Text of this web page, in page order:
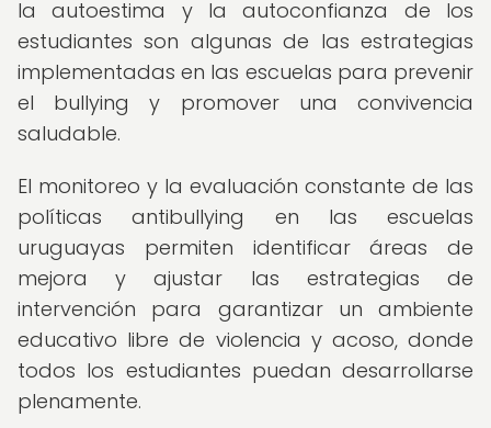
la autoestima y la autoconfianza de los
estudiantes son algunas de las estrategias
implementadas en las escuelas para prevenir
el bullying y promover una convivencia
saludable.
El monitoreo y la evaluación constante de las
políticas antibullying en las escuelas
uruguayas permiten identificar áreas de
mejora y ajustar las estrategias de
intervención para garantizar un ambiente
educativo libre de violencia y acoso, donde
todos los estudiantes puedan desarrollarse
plenamente.